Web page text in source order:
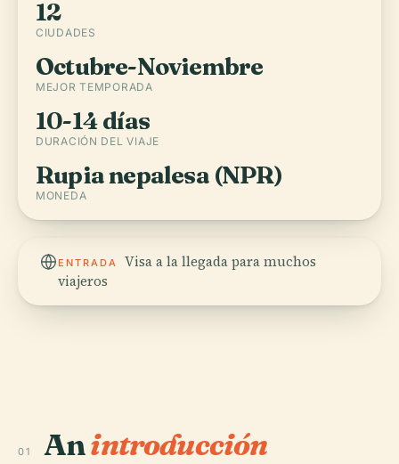
12
CIUDADES
Octubre-Noviembre
MEJOR TEMPORADA
10-14 días
DURACIÓN DEL VIAJE
Rupia nepalesa (NPR)
MONEDA
ENTRADA
Visa a la llegada para muchos
viajeros
01 Anintroducción